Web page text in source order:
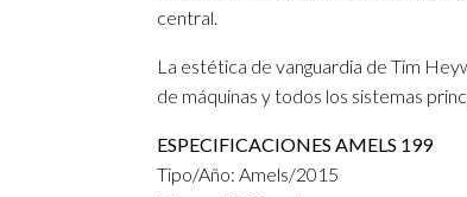
central.
La estética de vanguardia de Tim
de máquinas y todos los sistemas
ESPECIFICACIONES AMELS 199
Tipo/Año: Amels/2015